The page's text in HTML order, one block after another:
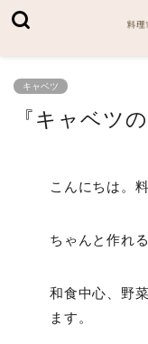
キャベツ
『キャベツ
こんにちは。
ちゃんと作れ
和食中心、野
ます。